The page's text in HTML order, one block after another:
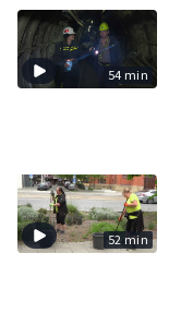
54 min
52 min